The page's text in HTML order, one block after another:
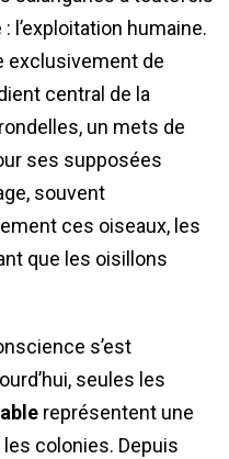
l’exploitation humaine.
exclusivement de
central de la
un mets de
ses supposées
souvent
ces oiseaux, les
que les oisillons
s’est
seules les
représentent une
colonies. Depuis